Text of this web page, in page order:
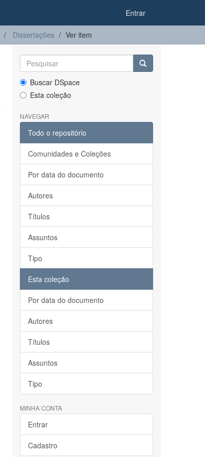
Entrar
Dissertações Ver item
Buscar DSpace
Esta coleção
NAVEGAR
Todo o repositório
Comunidades e Coleções
Por data do documento
Autores
Títulos
Assuntos
Tipo
Esta coleção
Por data do documento
Autores
Títulos
Assuntos
Tipo
MINHA CONTA
Entrar
Cadastro